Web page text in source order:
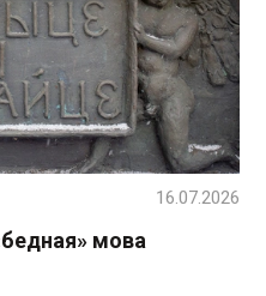
мова
16.07.2026